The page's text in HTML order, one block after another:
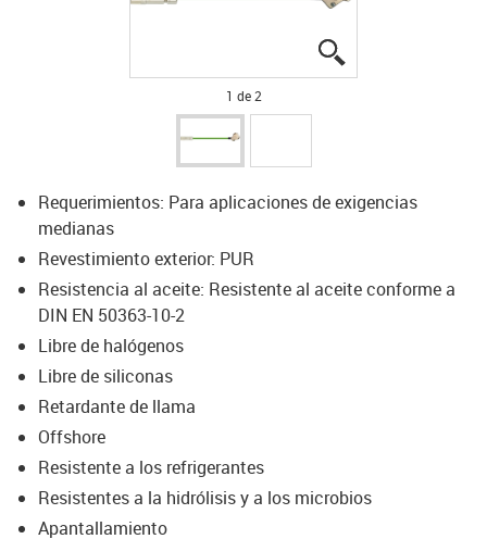
1 de 2
Requerimientos: Para aplicaciones de exigencias
medianas
Revestimiento exterior: PUR
Resistencia al aceite: Resistente al aceite conforme a
DIN EN 50363-10-2
Libre de halógenos
Libre de siliconas
Retardante de llama
Offshore
Resistente a los refrigerantes
Resistentes a la hidrólisis y a los microbios
Apantallamiento